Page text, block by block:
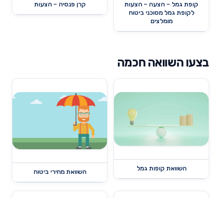
קופת גמל – הצעה – הצעות
לקופת גמל מסוכני ביטוח
מומלצים
קרן פנסיה – הצעות
בצעו השוואה חכמה
השוואת קופות גמל
השוואת מחירי ביטוח